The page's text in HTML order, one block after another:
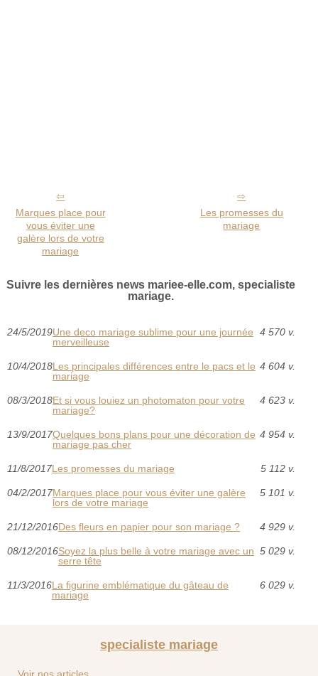
Marques place pour
vous éviter une
galère lors de votre
mariage
Les promesses du
mariage
Suivre les dernières news mariee-elle.com, specialiste
mariage.
24/5/2019Une deco mariage sublime pour une journée
merveilleuse
4 570 v.
10/4/2018Les principales différences entre le pacs et le
mariage
4 604 v.
08/3/2018Et si vous louiez un photomaton pour votre
mariage?
4 623 v.
13/9/2017Quelques bons plans pour une décoration de
mariage pas cher
4 954 v.
11/8/2017Les promesses du mariage 5 112 v.
04/2/2017Marques place pour vous éviter une galère
lors de votre mariage
5 101 v.
21/12/2016Des fleurs en papier pour son mariage ? 4 929 v.
08/12/2016Soyez la plus belle à votre mariage avec un
serre tête
5 029 v.
11/3/2016La figurine emblématique du gâteau de
mariage
6 029 v.
specialiste mariage